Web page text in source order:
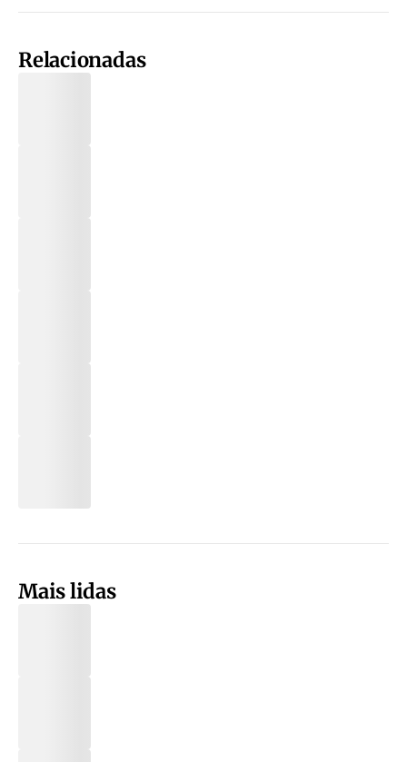
Relacionadas
Mais lidas